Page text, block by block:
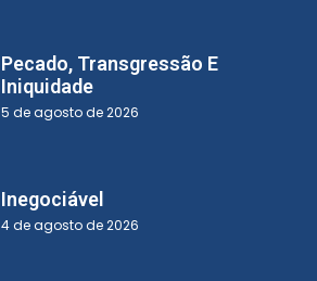
Pecado, Transgressão E
Iniquidade
5 de agosto de 2026
Inegociável
4 de agosto de 2026